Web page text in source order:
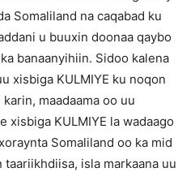
Somaliland na caqabad ku
u buuxin doonaa qaybo
banaanyihiin. Sidoo kalena
xisbiga KULMIYE ku noqon
maadaama oo uu
xisbiga KULMIYE la wadaago
Somaliland oo ka mid
taariikhdiisa, isla markaana uu